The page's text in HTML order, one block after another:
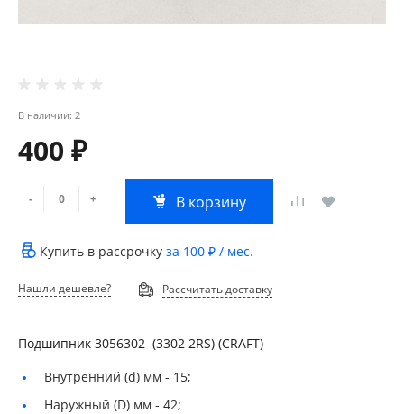
В наличии: 2
400 ₽
- + В корзину
Купить в рассрочку за 100 ₽ / мес.
Нашли дешевле? Рассчитать доставку
Подшипник 3056302 (3302 2RS) (CRAFT)
Внутренний (d) мм - 15;
Наружный (D) мм - 42;